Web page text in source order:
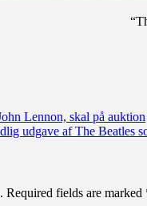
Lennon, skal på auktion
udgave af The Beatles
Required fields are marked